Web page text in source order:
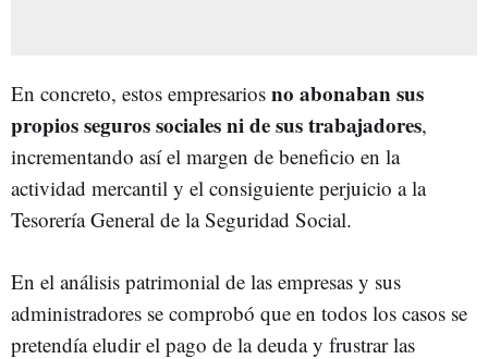
En concreto, estos empresarios no abonaban sus
propios seguros sociales ni de sus trabajadores,
incrementando así el margen de beneficio en la
actividad mercantil y el consiguiente perjuicio a la
Tesorería General de la Seguridad Social.
En el análisis patrimonial de las empresas y sus
administradores se comprobó que en todos los casos se
pretendía eludir el pago de la deuda y frustrar las